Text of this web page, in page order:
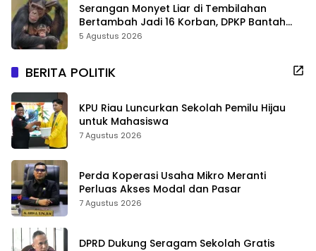
Serangan Monyet Liar di Tembilahan
Bertambah Jadi 16 Korban, DPKP Bantah
Video Gerombolan Viral
5 Agustus 2026
BERITA POLITIK
KPU Riau Luncurkan Sekolah Pemilu Hijau
untuk Mahasiswa
7 Agustus 2026
Perda Koperasi Usaha Mikro Meranti
Perluas Akses Modal dan Pasar
7 Agustus 2026
DPRD Dukung Seragam Sekolah Gratis